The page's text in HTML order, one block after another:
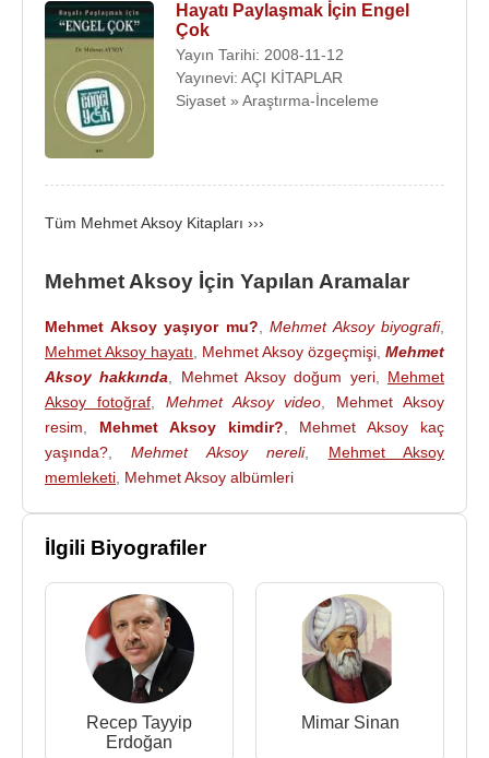
yılları arasında “Berlin Schlesischestor‘a “İş
Göçü”adlı heykel ansamblesini yaptı. 1986 – 1988
yılları arasında Berlin’de ”Cemal’in rüyası” isimli taş
heykeli bitirdi “Stedhaus Böcklepark” gençler yurdu
binası önüne dikti.
çıkarılan zorluklar nedeniyle çocuklarını ülkeye
koparılışını soyut bir dille anlattı.
1989 yılındaBonnşehrine dikilecek Asker Kaçağı
heykeli için açılan yarışmayı kazandı. Alman
askerini küçük düşürdüğüne dair açılan dava
sonucu meydana dikilmesine izin verilmeyen
heykel, uzun süre Almanya gündeminde kalmış,
çeşitli eyaletlere gezdikten sonra son olarak
Potsdam'a dikilmiştir.
1989 yılında
İstanbul Bienaline
Masalları” adlı proje ile katıldı.
1990 yılında III. Asya-Avrupa Bienaline katıldı. 1990
yılında“Ayrılık” adlı heykeli İstanbul Bebek Türk
Merchant Bank’ın önüne dikildi. Ankara ve
İstanbul’da sergiler açtı. Heykellerinde Anadolu
kültürüne, mitoloji ve tarihine dair konuları ele aldı.
Hayatı Paylaşmak İçin Engel
Çok
Yayın Tarihi: 2008-11-12
Yayınevi: AÇI KİTAPLAR
Siyaset » Araştırma-İnceleme
Tüm Mehmet Aksoy Kitapları ›››
Mehmet Aksoy İçin Yapılan Aramalar
Mehmet Aksoy yaşıyor mu? Mehmet Aksoy biyografi,
Mehmet Aksoy hayatı
Mehmet Aksoy özgeçmişi Mehmet
Aksoy hakkında
Mehmet Aksoy doğum yeri, Mehmet
Aksoy fotoğraf, Mehmet Aksoy video
Mehmet Aksoy
resim
Mehmet Aksoy kimdir?
Mehmet Aksoy kaç
yaşında? ,Mehmet Aksoy nereli, Mehmet Aksoy
memleketi Mehmet Aksoy albümleri
İlgili Biyografiler
Recep Tayyip
Erdoğan
Mimar Sinan